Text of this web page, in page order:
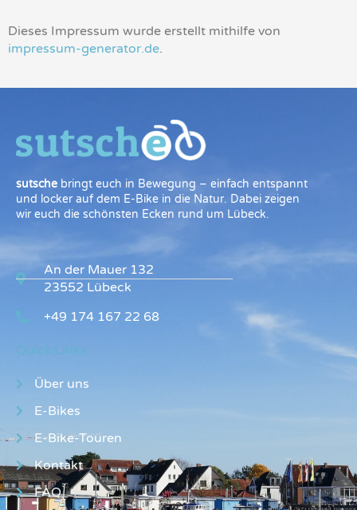
Dieses Impressum wurde erstellt mithilfe von
impressum-generator.de.
sutsche bringt euch in Bewegung – einfach entspannt
und locker auf dem E-Bike in die Natur. Dabei zeigen
wir euch die schönsten Ecken rund um Lübeck.
An der Mauer 132
23552 Lübeck
+49 174 167 22 68
Quick Links
Über uns
E-Bikes
E-Bike-Touren
Kontakt
FAQ